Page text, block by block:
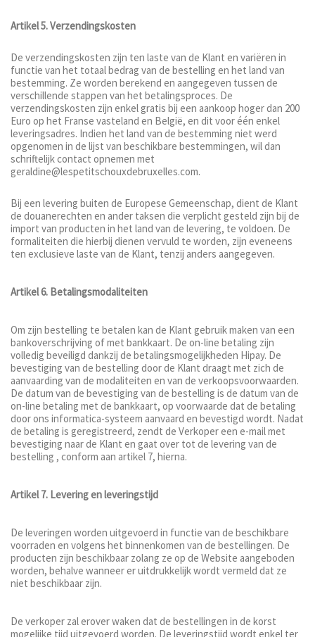
Artikel 5. Verzendingskosten
De verzendingskosten zijn ten laste van de Klant en variëren in
functie van het totaal bedrag van de bestelling en het land van
bestemming. Ze worden berekend en aangegeven tussen de
verschillende stappen van het betalingsproces. De
verzendingskosten zijn enkel gratis bij een aankoop hoger dan 200
Euro op het Franse vasteland en België, en dit voor één enkel
leveringsadres. Indien het land van de bestemming niet werd
opgenomen in de lijst van beschikbare bestemmingen, wil dan
schriftelijk contact opnemen met
geraldine@lespetitschouxdebruxelles.com.
Bij een levering buiten de Europese Gemeenschap, dient de Klant
de douanerechten en ander taksen die verplicht gesteld zijn bij de
import van producten in het land van de levering, te voldoen. De
formaliteiten die hierbij dienen vervuld te worden, zijn eveneens
ten exclusieve laste van de Klant, tenzij anders aangegeven.
Artikel 6. Betalingsmodaliteiten
Om zijn bestelling te betalen kan de Klant gebruik maken van een
bankoverschrijving of met bankkaart. De on-line betaling zijn
volledig beveiligd dankzij de betalingsmogelijkheden Hipay. De
bevestiging van de bestelling door de Klant draagt met zich de
aanvaarding van de modaliteiten en van de verkoopsvoorwaarden.
De datum van de bevestiging van de bestelling is de datum van de
on-line betaling met de bankkaart, op voorwaarde dat de betaling
door ons informatica-systeem aanvaard en bevestigd wordt. Nadat
de betaling is geregistreerd, zendt de Verkoper een e-mail met
bevestiging naar de Klant en gaat over tot de levering van de
bestelling , conform aan artikel 7, hierna.
Artikel 7. Levering en leveringstijd
De leveringen worden uitgevoerd in functie van de beschikbare
voorraden en volgens het binnenkomen van de bestellingen. De
producten zijn beschikbaar zolang ze op de Website aangeboden
worden, behalve wanneer er uitdrukkelijk wordt vermeld dat ze
niet beschikbaar zijn.
De verkoper zal erover waken dat de bestellingen in de korst
mogelijke tijd uitgevoerd worden. De leveringstijd wordt enkel ter